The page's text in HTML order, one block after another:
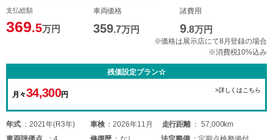
支払総額
369.5万円
車両価格
359.7万円
諸費用
9.8万円
※価格は展示店にて8月登録の場合
※消費税10%込み
残価設定プラン☆
月々34,300円
>詳しくはこちら
年式 2021年(R3年) 車検 2026年11月 走行距離
57,000km